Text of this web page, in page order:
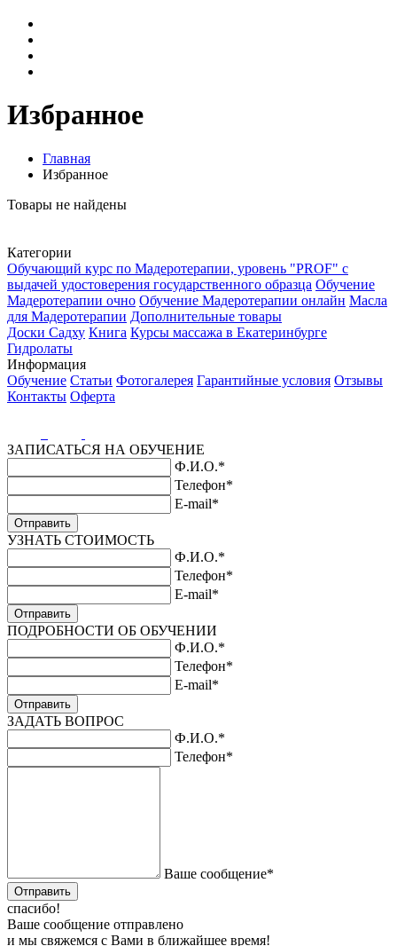
Избранное
Главная
Избранное
Товары не найдены
Категории
Обучающий курс по Мадеротерапии, уровень "PROF" с
выдачей удостоверения государственного образца Обучение
Мадеротерапии очно Обучение Мадеротерапии онлайн Масла
для Мадеротерапии Дополнительные товары
Доски Садху Книга Курсы массажа в Екатеринбурге
Гидролаты
Информация
Обучение Статьи Фотогалерея Гарантийные условия Отзывы
Контакты Оферта
ЗАПИСАТЬСЯ НА ОБУЧЕНИЕ
Ф.И.О.*
Телефон*
E-mail*
Отправить
УЗНАТЬ СТОИМОСТЬ
Ф.И.О.*
Телефон*
E-mail*
Отправить
ПОДРОБНОСТИ ОБ ОБУЧЕНИИ
Ф.И.О.*
Телефон*
E-mail*
Отправить
ЗАДАТЬ ВОПРОС
Ф.И.О.*
Телефон*
Ваше сообщение*
Отправить
спасибо!
Ваше сообщение отправлено
и мы свяжемся с Вами в ближайшее время!